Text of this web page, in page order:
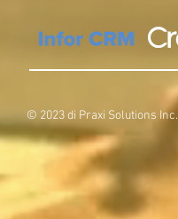
© 2023 di Praxi Solutions Inc.